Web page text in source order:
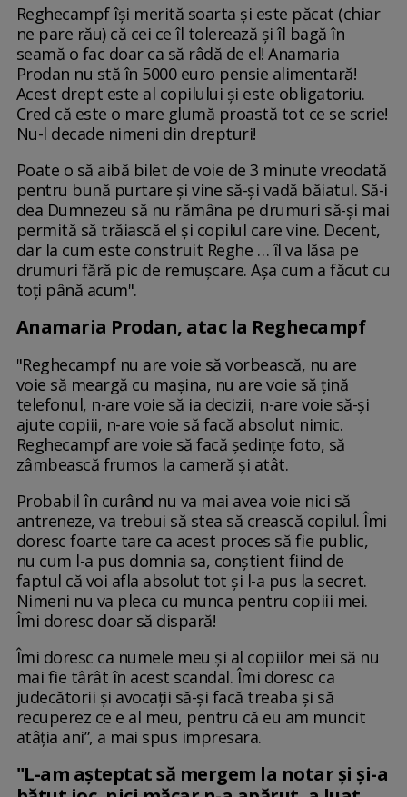
Reghecampf își merită soarta și este păcat (chiar
ne pare rău) că cei ce îl tolerează și îl bagă în
seamă o fac doar ca să râdă de el! Anamaria
Prodan nu stă în 5000 euro pensie alimentară!
Acest drept este al copilului și este obligatoriu.
Cred că este o mare glumă proastă tot ce se scrie!
Nu-l decade nimeni din drepturi!
Poate o să aibă bilet de voie de 3 minute vreodată
pentru bună purtare și vine să-și vadă băiatul. Să-i
dea Dumnezeu să nu rămâna pe drumuri să-și mai
permită să trăiască el și copilul care vine. Decent,
dar la cum este construit Reghe … îl va lăsa pe
drumuri fără pic de remușcare. Așa cum a făcut cu
toți până acum".
Anamaria Prodan, atac la Reghecampf
"Reghecampf nu are voie să vorbească, nu are
voie să meargă cu mașina, nu are voie să țină
telefonul, n-are voie să ia decizii, n-are voie să-și
ajute copiii, n-are voie să facă absolut nimic.
Reghecampf are voie să facă ședințe foto, să
zâmbească frumos la cameră și atât.
Probabil în curând nu va mai avea voie nici să
antreneze, va trebui să stea să crească copilul. Îmi
doresc foarte tare ca acest proces să fie public,
nu cum l-a pus domnia sa, conștient fiind de
faptul că voi afla absolut tot și l-a pus la secret.
Nimeni nu va pleca cu munca pentru copiii mei.
Îmi doresc doar să dispară!
Îmi doresc ca numele meu și al copiilor mei să nu
mai fie târât în acest scandal. Îmi doresc ca
judecătorii și avocații să-și facă treaba și să
recuperez ce e al meu, pentru că eu am muncit
atâția ani”, a mai spus impresara.
"L-am așteptat să mergem la notar și și-a